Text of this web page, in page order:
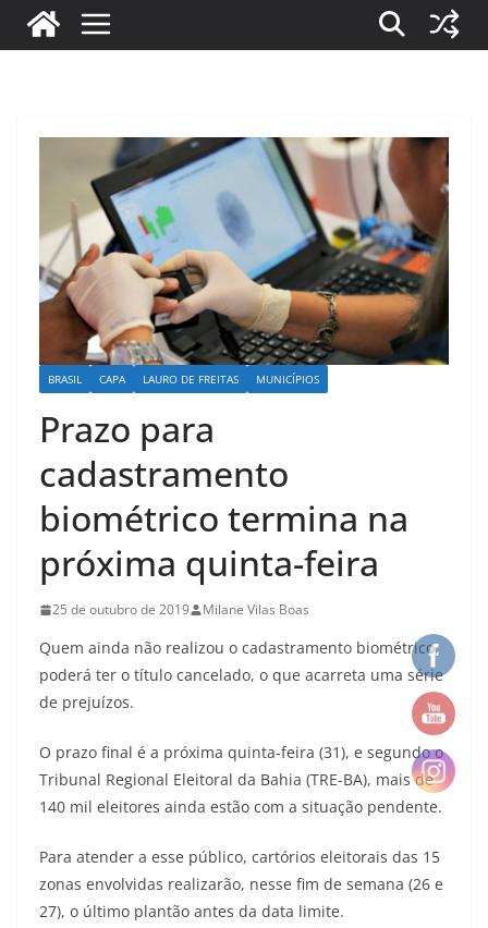
BRASIL CAPA LAURO DE FREITAS MUNICÍPIOS
Prazo para
cadastramento
biométrico termina na
próxima quinta-feira
25 de outubro de 2019 Milane Vilas Boas
Quem ainda não realizou o cadastramento biométrico,
poderá ter o título cancelado, o que acarreta uma série
de prejuízos.
O prazo final é a próxima quinta-feira (31), e segundo o
Tribunal Regional Eleitoral da Bahia (TRE-BA), mais de
140 mil eleitores ainda estão com a situação pendente.
Para atender a esse público, cartórios eleitorais das 15
zonas envolvidas realizarão, nesse fim de semana (26 e
27), o último plantão antes da data limite.